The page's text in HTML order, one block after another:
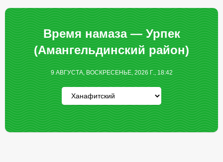
Время намаза — Урпек
(Амангельдинский район)
9 АВГУСТА, ВОСКРЕСЕНЬЕ, 2026 Г., 18:42